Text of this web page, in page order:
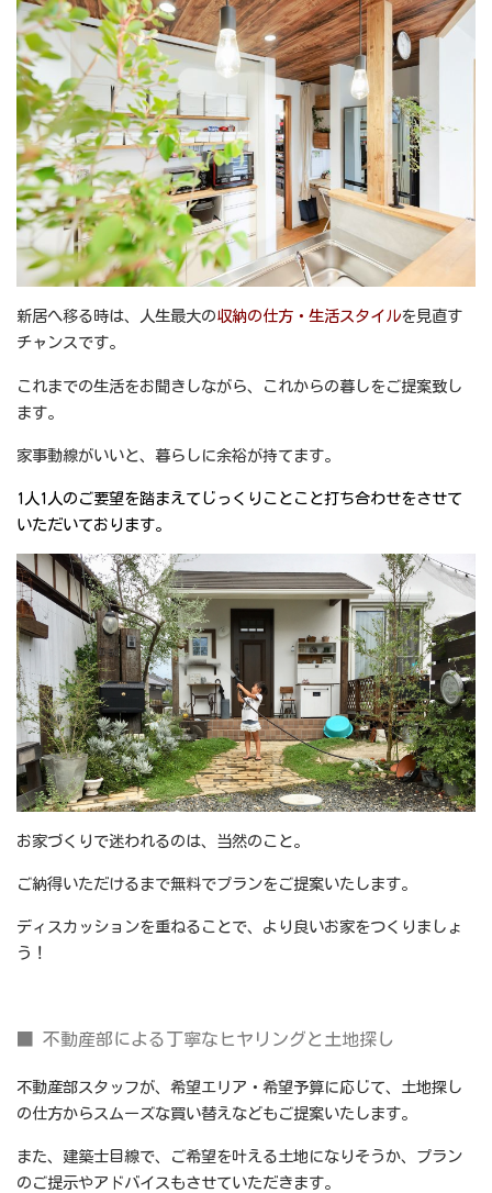
新居へ移る時は、人生最大の収納の仕方・生活スタイルを見直す
チャンスです。
これまでの生活をお聞きしながら、これからの暮しをご提案致し
ます。
家事動線がいいと、暮らしに余裕が持てます。
1人1人のご要望を踏まえてじっくりことこと打ち合わせをさせて
いただいております。
お家づくりで迷われるのは、当然のこと。
ご納得いただけるまで無料でプランをご提案いたします。
ディスカッションを重ねることで、より良いお家をつくりましょ
う！
■ 不動産部による丁寧なヒヤリングと土地探し
不動産部スタッフが、希望エリア・希望予算に応じて、土地探し
の仕方からスムーズな買い替えなどもご提案いたします。
また、建築士目線で、ご希望を叶える土地になりそうか、プラン
のご提示やアドバイスもさせていただきます。